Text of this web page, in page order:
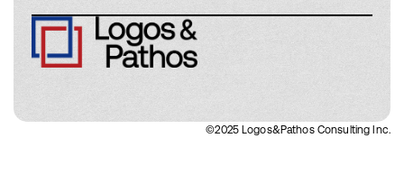
©2025 Logos&Pathos Consulting Inc.